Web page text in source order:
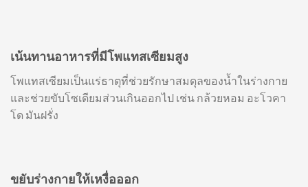
เน้นทานอาหารที่มีโพแทสเซียมสูง
โพแทสเซียมเป็นแร่ธาตุที่ช่วยรักษาสมดุลของน้ำในร่างกาย
และช่วยขับโซเดียมส่วนเกินออกไป เช่น กล้วยหอม อะโวคา
โด มันฝรั่ง
ขยับร่างกายให้เหงื่อออก